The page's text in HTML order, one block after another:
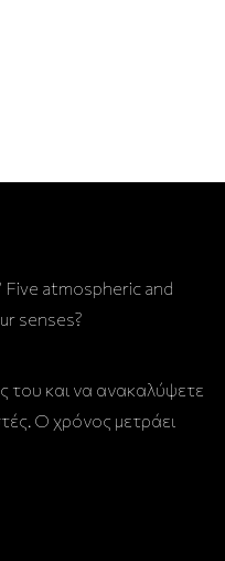
atmospheric and
senses?
του και να ανακαλύψετε
Ο χρόνος μετράει